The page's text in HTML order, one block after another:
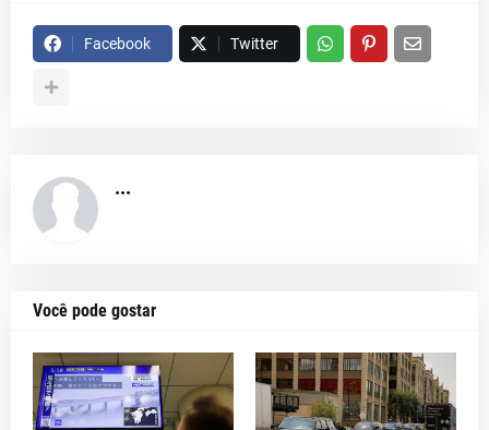
Facebook Twitter
...
Você pode gostar